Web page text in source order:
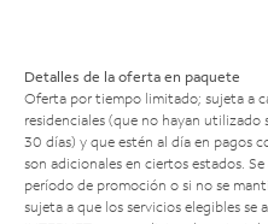
Detalles de la oferta en paquete
Oferta por tiempo limitado; sujeta a
residenciales (que no hayan
30 días) y que estén al día en pagos
son adicionales en ciertos estados.
período de promoción o si no se
sujeta a que los servicios elegibles se